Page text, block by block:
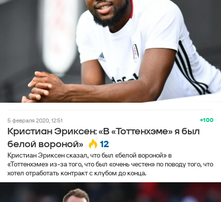
+100
5 февраля 2020, 12:51
Кристиан Эриксен: «В «Тоттенхэме» я был
белой вороной»
12
Кристиан Эриксен сказал, что был «белой вороной» в
«Тоттенхэме» из-за того, что был «очень честен» по поводу того, что
хотел отработать контракт с клубом до конца.